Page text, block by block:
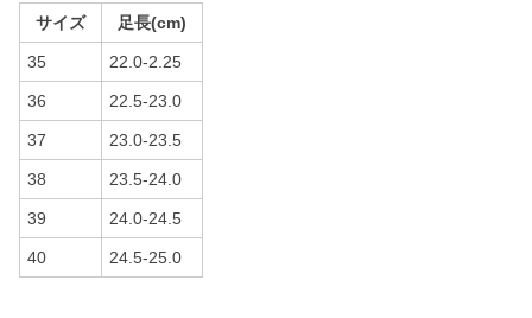
サイズ 足長(cm)
35 22.0-2.25
36 22.5-23.0
37 23.0-23.5
38 23.5-24.0
39 24.0-24.5
40 24.5-25.0